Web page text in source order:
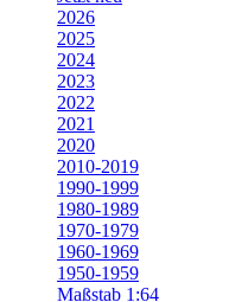
2026
2025
2024
2023
2022
2021
2020
2010-2019
1990-1999
1980-1989
1970-1979
1960-1969
1950-1959
Maßstab 1:64